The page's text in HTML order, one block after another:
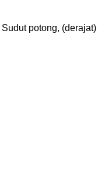
Sudut potong, (derajat)